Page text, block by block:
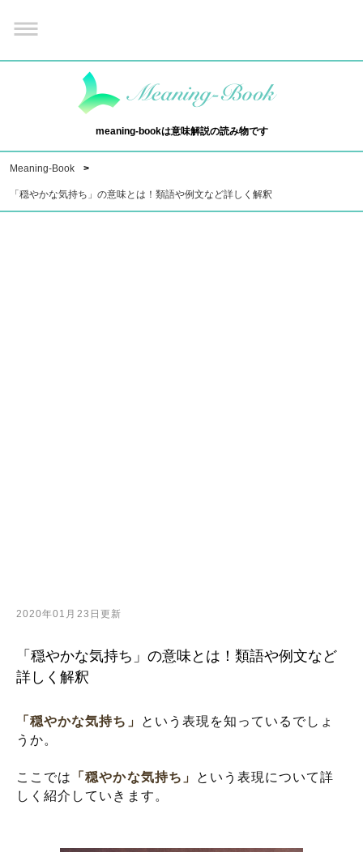
meaning-bookは意味解説の読み物です
Meaning-Book
「穏やかな気持ち」の意味とは！類語や例文など詳しく解釈
2020年01月23日更新
「穏やかな気持ち」の意味とは！類語や例文など
詳しく解釈
「穏やかな気持ち」
という表現を知っているでしょ
うか。
ここでは 「穏やかな気持ち」
という表現について詳
しく紹介していきます。